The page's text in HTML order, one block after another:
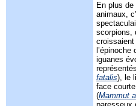
En plus
animaux,
scorpions,
iguanes
fatalis), le
face
(Mammut